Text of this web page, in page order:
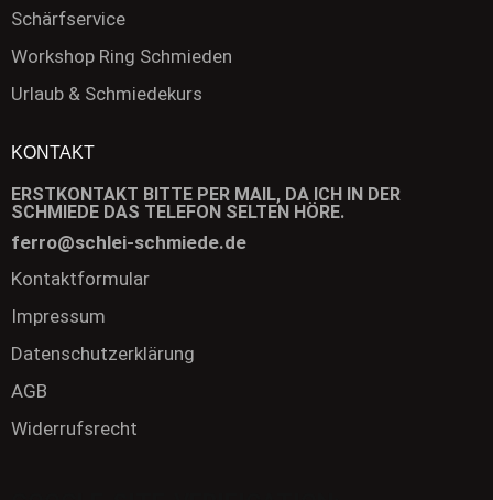
Schärfservice
Workshop Ring Schmieden
Urlaub & Schmiedekurs
KONTAKT
ERSTKONTAKT BITTE PER MAIL, DA ICH IN DER
SCHMIEDE DAS TELEFON SELTEN HÖRE.
ferro@schlei-schmiede.de
Kontaktformular
Impressum
Datenschutzerklärung
AGB
Widerrufsrecht